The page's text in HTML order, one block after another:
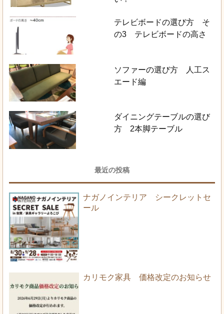
テレビボードの選び方 そ
の3 テレビボードの高さ
ソファーの選び方 人工ス
エード編
ダイニングテーブルの選び
方 2本脚テーブル
最近の投稿
ナガノインテリア シークレットセ
ール
カリモク家具 価格改定のお知らせ